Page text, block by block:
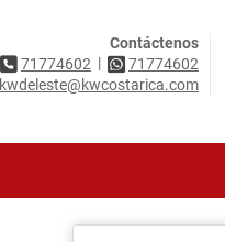
Contáctenos
71774602 |
71774602
kwdeleste@kwcostarica.com